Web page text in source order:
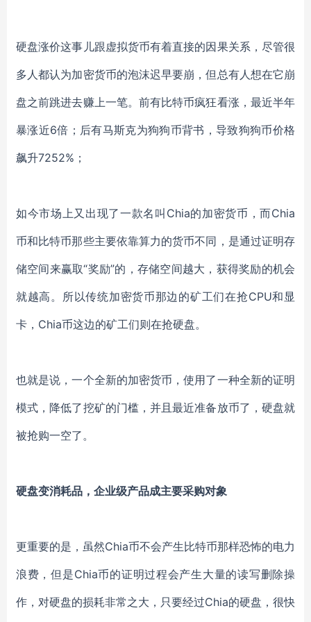
硬盘涨价这事儿跟虚拟货币有着直接的因果关系，尽管很
多人都认为加密货币的泡沫迟早要崩，但总有人想在它崩
盘之前跳进去赚上一笔。前有比特币疯狂看涨，最近半年
暴涨近6倍；后有马斯克为狗狗币背书，导致狗狗币价格
飙升7252%；
如今市场上又出现了一款名叫 Chia的加密货币，而Chia
币和比特币那些主要依靠算力的货币不同，是通过证明存
储空间来赢取“奖励”的，存储空间越大，获得奖励的机会
就越高。所以传统加密货币那边的矿工们在抢CPU和显
卡，Chia币这边的矿工们则在抢硬盘。
也就是说，一个全新的加密货币，使用了一种全新的证明
模式，降低了挖矿的门槛，并且最近准备放币了，硬盘就
被抢购一空了。
硬盘变消耗品，企业级产品成主要采购对象
更重要的是，虽然Chia币不会产生比特币那样恐怖的电力
浪费，但是Chia币的证明过程会产生大量的读写删除操
作，对硬盘的损耗非常之大，只要经过Chia的硬盘，很快